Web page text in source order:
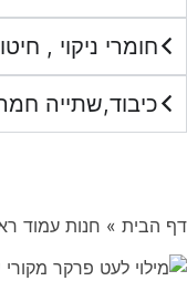
חומרי ניקוי ,
כיבוד,שתייה
דף הבית » חנות עמוד